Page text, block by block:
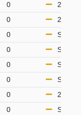
0
21-49
0
21-49
0
S65
0
S50
0
S65
0
S50
0
21-49
0
S65